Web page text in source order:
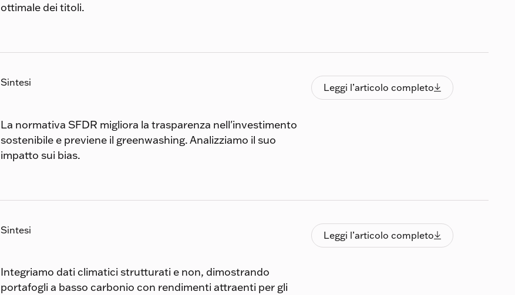
ottimale dei titoli.
Sintesi
La normativa SFDR migliora la trasparenza nell'investimento
sostenibile e previene il greenwashing. Analizziamo il suo
impatto sui bias.
Leggi l’articolo completo
Leggi l’articolo completo
Sintesi
Integriamo dati climatici strutturati e non, dimostrando
portafogli a basso carbonio con rendimenti attraenti per gli
Leggi l’articolo completo
Leggi l’articolo completo